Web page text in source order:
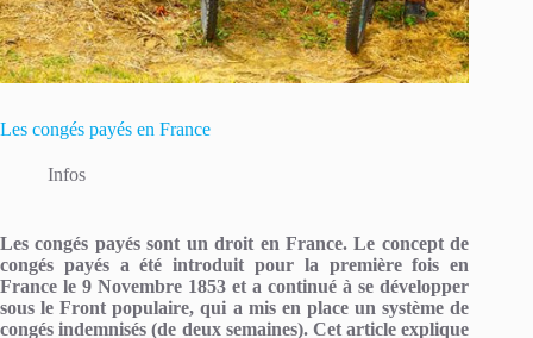
Les congés payés en France
Infos
Les congés payés sont un droit en France. Le concept de
congés payés a été introduit pour la première fois en
France le 9 Novembre 1853 et a continué à se développer
sous le Front populaire, qui a mis en place un système de
congés indemnisés (de deux semaines). Cet article explique